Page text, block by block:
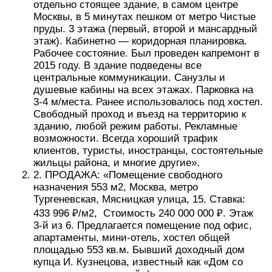
отдельно стоящее здание, в самом центре
Москвы, в 5 минутах пешком от метро Чистые
пруды. 3 этажа (первый, второй и мансардный
этаж). Кабинетно — коридорная планировка.
Рабочее состояние. Был проведен капремонт в
2015 году. В здание подведены все
центральные коммуникации. Санузлы и
душевые кабины на всех этажах. Парковка на
3-4 м/места. Ранее использовалось под хостел.
Свободный проход и въезд на территорию к
зданию, любой режим работы. Рекламные
возможности. Всегда хороший трафик
клиентов, туристы, иностранцы, состоятельные
жильцы района, и многие другие».
2. ПРОДАЖА: «Помещение свободного
назначения 553 м2, Москва, метро
Тургеневская, Мясницкая улица, 15. Ставка:
433 996 ₽/м2, Стоимость 240 000 000 ₽. Этаж
3-й из 6. Предлагается помещение под офис,
апартаменты, мини-отель, хостел общей
площадью 553 кв.м. Бывший доходный дом
купца И. Кузнецова, известный как «Дом со